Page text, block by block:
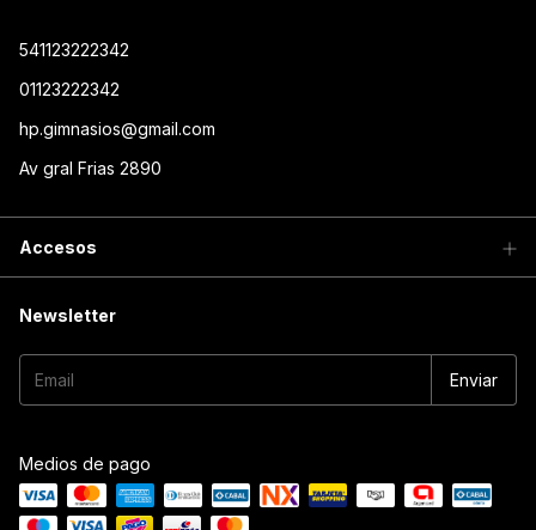
541123222342
01123222342
hp.gimnasios@gmail.com
Av gral Frias 2890
Accesos
Newsletter
Medios de pago